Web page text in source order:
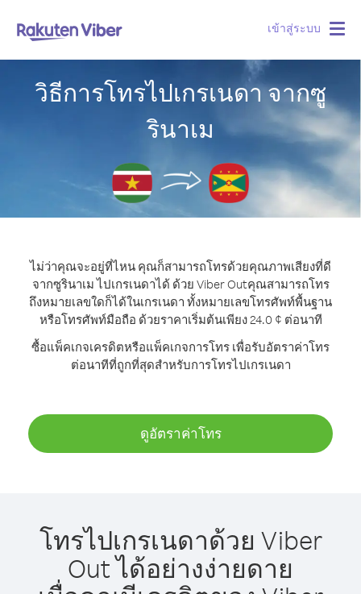
เข้าสู่ระบบ
วิธีการโทรไปเกรเนดา จากซู
รินาเม
ไม่ว่าคุณจะอยู่ที่ไหน คุณก็สามารถโทรด้วยคุณภาพเสียงที่ดี
จากซูรินาเม ไปเกรเนดาได้ ด้วย Viber Outคุณสามารถโทร
ถึงหมายเลขใดก็ได้ในเกรเนดา ทั้งหมายเลขโทรศัพท์พื้นฐาน
หรือโทรศัพท์มือถือ ด้วยราคาเริ่มต้นเพียง 24.0 ¢ ต่อนาที
ซื้อแพ็คเกจเครดิตหรือแพ็คเกจการโทร เพื่อรับอัตราค่าโทร
ต่อนาทีที่ถูกที่สุดสำหรับการโทรไปเกรเนดา
ดูอัตราค่าโทร
โทรไปเกรเนดาด้วย Viber
Out ได้อย่างง่ายดาย